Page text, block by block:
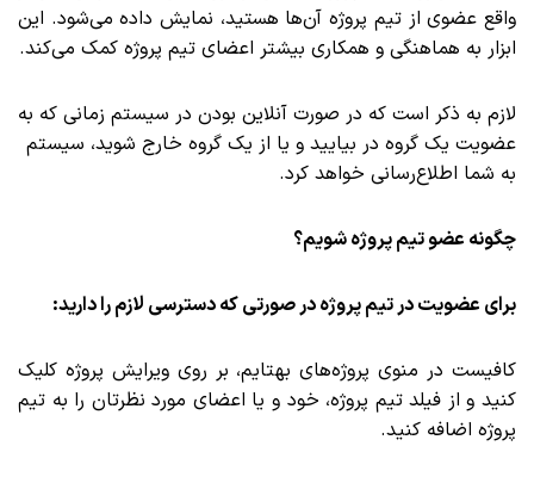
واقع عضوی از تیم پروژه آن‌ها هستید، نمایش داده می‌شود. این
ابزار به هماهنگی و همکاری بیشتر اعضای تیم پروژه کمک می‌کند.
لازم به ذکر است که در صورت آنلاین بودن در سیستم زمانی که به
عضویت یک گروه در بیایید و یا از یک گروه خارج شوید، سیستم
به شما اطلاع‌رسانی خواهد کرد.
چگونه عضو تیم پروژه شویم؟
برای عضویت در تیم پروژه در صورتی که دسترسی لازم را دارید:
کافیست در منوی پروژه‌های بهتایم، بر روی ویرایش پروژه کلیک
کنید و از فیلد تیم پروژه، خود و یا اعضای مورد نظرتان را به تیم
پروژه اضافه کنید.